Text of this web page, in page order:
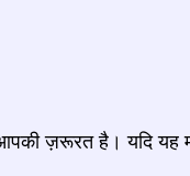
ज़रूरत है। यदि यह